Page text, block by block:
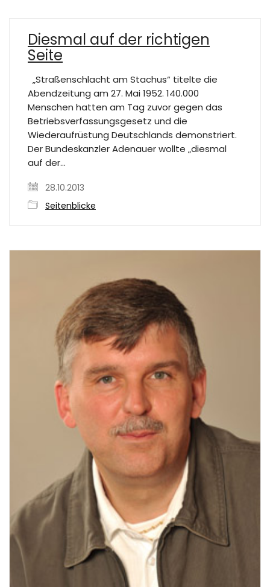
Diesmal auf der richtigen
Seite
„Straßenschlacht am Stachus“ titelte die
Abendzeitung am 27. Mai 1952. 140.000
Menschen hatten am Tag zuvor gegen das
Betriebsverfassungsgesetz und die
Wiederaufrüstung Deutschlands demonstriert.
Der Bundeskanzler Adenauer wollte „diesmal
auf der…
28.10.2013
Seitenblicke